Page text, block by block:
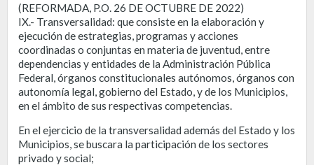
(REFORMADA, P.O. 26 DE OCTUBRE DE 2022)
IX.- Transversalidad: que consiste en la elaboración y
ejecución de estrategias, programas y acciones
coordinadas o conjuntas en materia de juventud, entre
dependencias y entidades de la Administración Pública
Federal, órganos constitucionales autónomos, órganos con
autonomía legal, gobierno del Estado, y de los Municipios,
en el ámbito de sus respectivas competencias.
En el ejercicio de la transversalidad además del Estado y los
Municipios, se buscara la participación de los sectores
privado y social;